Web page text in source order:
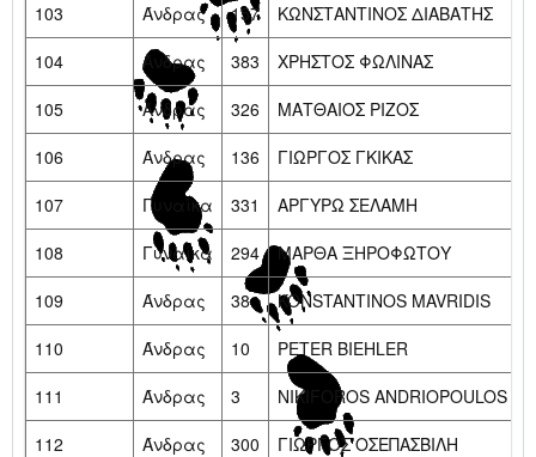
103
Άνδρας 157
ΚΩΝΣΤΑΝΤΙΝΟΣ ΔΙΑΒΑΤΗΣ
104
Άνδρας 383
ΧΡΗΣΤΟΣ ΦΩΛΙΝΑΣ
105
Άνδρας 326
ΜΑΤΘΑΙΟΣ ΡΙΖΟΣ
106
Άνδρας 136
ΓΙΩΡΓΟΣ ΓΚΙΚΑΣ
107
Γυναίκα 331
ΑΡΓΥΡΩ ΣΕΛΑΜΗ
108
Γυναίκα 294
ΜΑΡΘΑ ΞΗΡΟΦΩΤΟΥ
109
Άνδρας 38
KONSTANTINOS MAVRIDIS
110
Άνδρας 10
PETER BIEHLER
111
Άνδρας 3
NIKIFOROS ANDRIOPOULOS
112
Άνδρας 300
ΓΙΩΡΓΟΣ ΟΣΕΠΑΣΒΙΛΗ